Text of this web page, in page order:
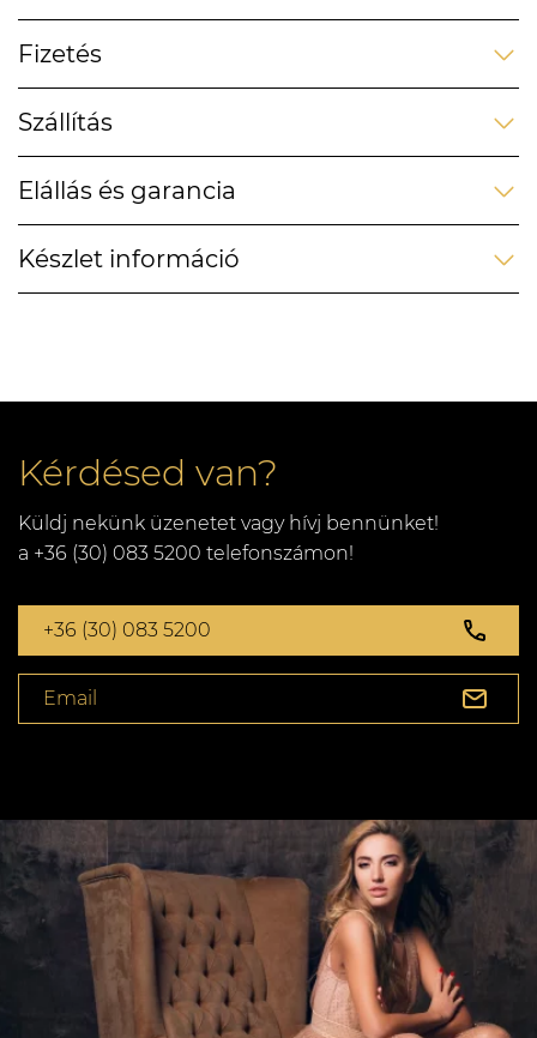
Fizetés
Szállítás
Elállás és garancia
Készlet információ
Kérdésed van?
Küldj nekünk üzenetet vagy hívj bennünket!
a +36 (30) 083 5200 telefonszámon!
+36 (30) 083 5200
Email